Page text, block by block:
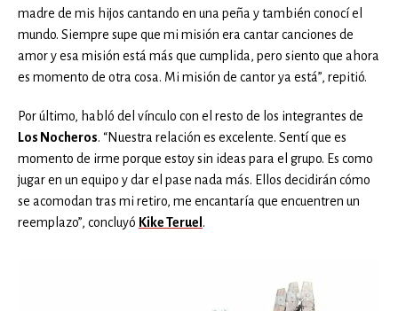
madre de mis hijos cantando en una peña y también conocí el
mundo. Siempre supe que mi misión era cantar canciones de
amor y esa misión está más que cumplida, pero siento que ahora
es momento de otra cosa. Mi misión de cantor ya está”, repitió.
Por último, habló del vínculo con el resto de los integrantes de
Los Nocheros. “Nuestra relación es excelente. Sentí que es
momento de irme porque estoy sin ideas para el grupo. Es como
jugar en un equipo y dar el pase nada más. Ellos decidirán cómo
se acomodan tras mi retiro, me encantaría que encuentren un
reemplazo”, concluyó Kike Teruel.